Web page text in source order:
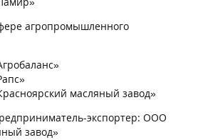
агропромышленного
масляный завод»
экспортер: ООО
завод»